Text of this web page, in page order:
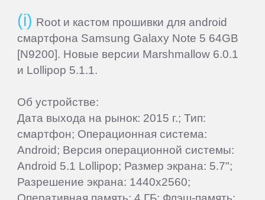
Root и кастом прошивки для android
смартфона Samsung Galaxy Note 5 64GB
[N9200]. Новые версии Marshmallow 6.0.1
и Lollipop 5.1.1.
Об устройстве:
Дата выхода на рынок: 2015 г.; Тип:
смартфон; Операционная система:
Android; Версия операционной системы:
Android 5.1 Lollipop; Размер экрана: 5.7";
Разрешение экрана: 1440x2560;
BQ-
Mobile
Coby
Creative
CrownMicro